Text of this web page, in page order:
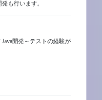
も行います。
開発～テストの経験が